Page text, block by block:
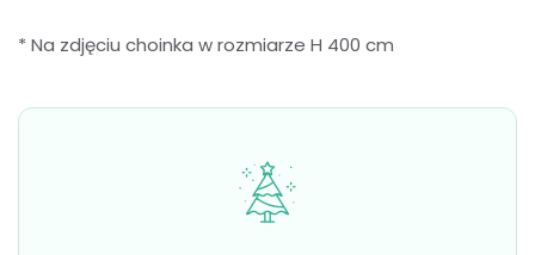
* Na zdjęciu choinka w rozmiarze H 400 cm